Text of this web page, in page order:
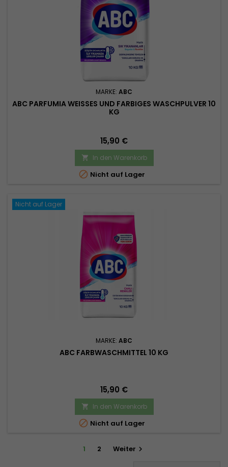
MARKE: ABC
ABC PARFUMIA WEISSES UND FARBIGES WASCHPULVER 10 K
G
Preis
15,90 €
 In den Warenkorb
 Nicht auf Lager
Nicht auf Lager
MARKE: ABC
ABC FARBWASCHMITTEL 10 KG
Preis
15,90 €
 In den Warenkorb
 Nicht auf Lager
1 2 Weiter 